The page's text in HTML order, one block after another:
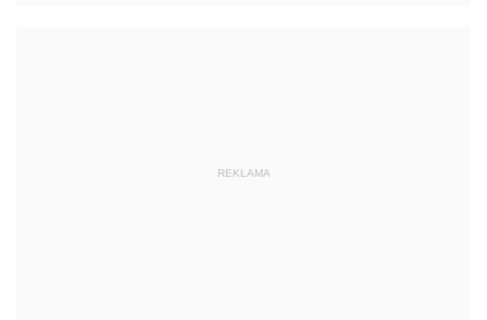
REKLAMA